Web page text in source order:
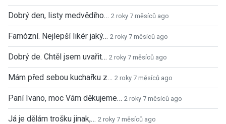
Dobrý den, listy medvědího… 2 roky 7 měsíců ago
Famózní. Nejlepší likér jaký… 2 roky 7 měsíců ago
Dobrý de. Chtěl jsem uvařit… 2 roky 7 měsíců ago
Mám před sebou kuchařku z… 2 roky 7 měsíců ago
Paní Ivano, moc Vám děkujeme… 2 roky 7 měsíců ago
Já je dělám trošku jinak,… 2 roky 7 měsíců ago